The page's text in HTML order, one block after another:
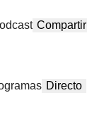
Compartir
Directo